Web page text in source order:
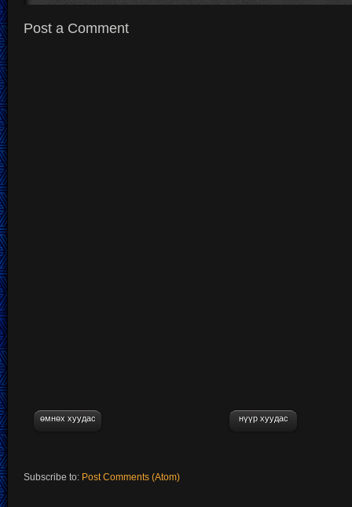
Post a Comment
өмнөх хуудас нүүр хуудас
Subscribe to: Post Comments (Atom)